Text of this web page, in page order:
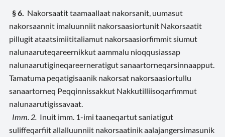
§ 6. Nakorsaatit taamaallaat nakorsanit, uumasut
nakorsaannit imaluunniit nakorsaasiortunit Nakorsaatit
pillugit ataatsimiititaliamut nakorsaasiorfimmit siumut
nalunaaruteqareernikkut aammalu nioqqusiassap
nalunaarutigineqareerneratigut sanaartorneqarsinnaapput.
Tamatuma peqatigisaanik nakorsat nakorsaasiortullu
sanaartorneq Peqqinnissakkut Nakkutilliisoqarfimmut
nalunaarutigissavaat.
Imm. 2. Inuit imm. 1-imi taaneqartut saniatigut
suliffeqarfiit allalluunniit nakorsaatinik aalajangersimasunik